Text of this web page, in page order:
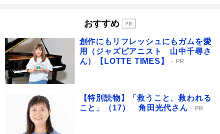
おすすめ
創作にもリフレッシュにもガムを愛
用（ジャズピアニスト 山中千尋さ
ん）【LOTTE TIMES】
PR
【特別読物】「救うこと、救われる
こと」（17） 角田光代さん
PR